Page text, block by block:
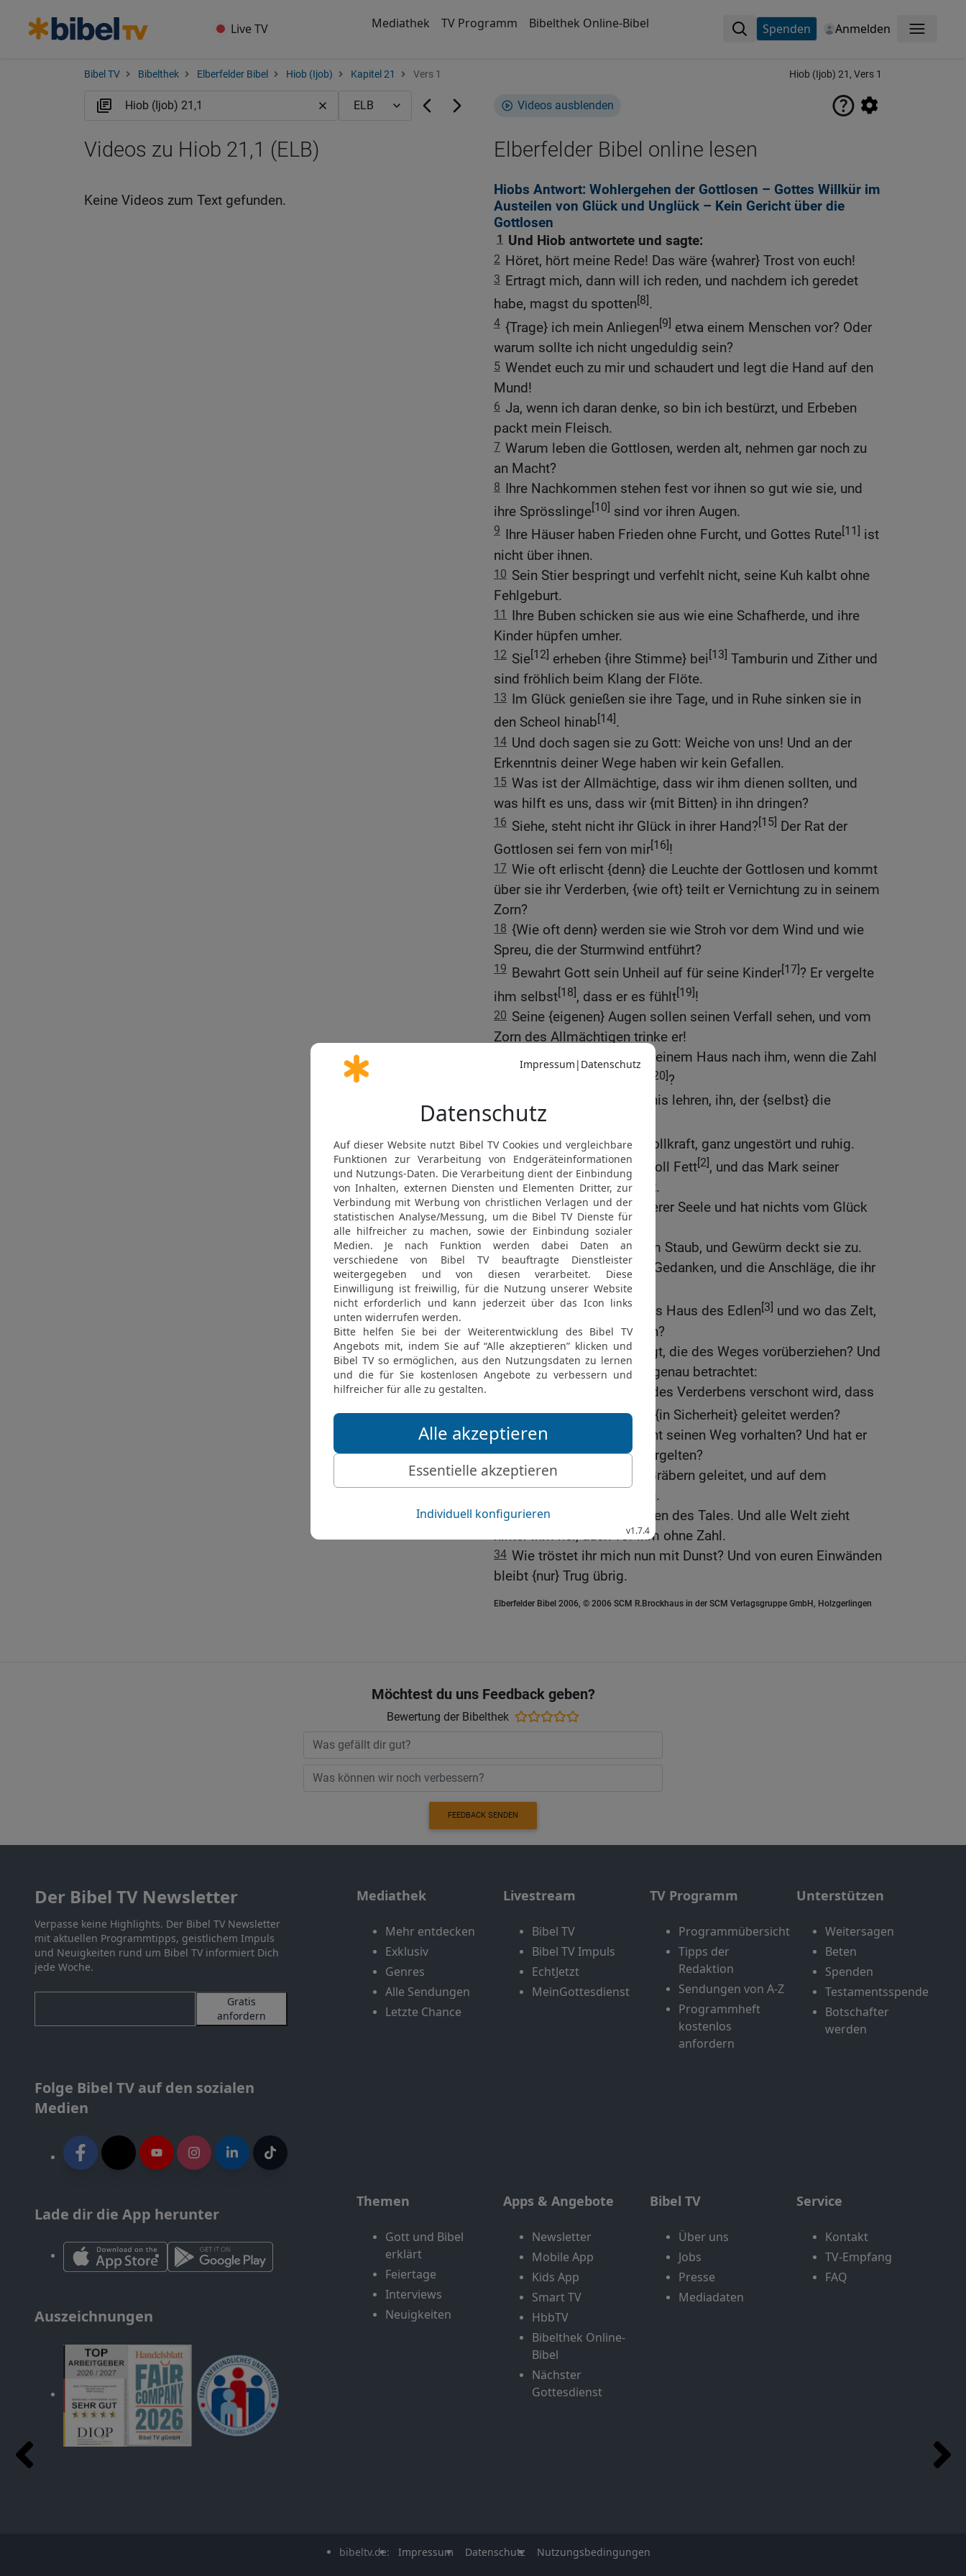
Live TV Mediathek TV Programm Bibelthek Online-Bibel Spenden Anmelden Menü
Bibel TV Bibelthek Elberfelder Bibel Hiob (Ijob) Kapitel 21 Vers 1 Hiob (Ijob) 21, Vers 1
Videos ausblenden
Elberfelder Bibel online lesen
Hiobs Antwort: Wohlergehen der Gottlosen – Gottes Willkür im
Austeilen von Glück und Unglück – Kein Gericht über die
Gottlosen
1 Und Hiob antwortete und sagte:
2 Höret, hört meine Rede! Das wäre {wahrer} Trost von euch!
3 Ertragt mich, dann will ich reden, und nachdem ich geredet
habe, magst du spotten[8].
4 {Trage} ich mein Anliegen[9] etwa einem Menschen vor? Oder
warum sollte ich nicht ungeduldig sein?
5 Wendet euch zu mir und schaudert und legt die Hand auf den
Mund!
6 Ja, wenn ich daran denke, so bin ich bestürzt, und Erbeben
packt mein Fleisch.
7 Warum leben die Gottlosen, werden alt, nehmen gar noch zu
an Macht?
8 Ihre Nachkommen stehen fest vor ihnen so gut wie sie, und
ihre Sprösslinge[10] sind vor ihren Augen.
9 Ihre Häuser haben Frieden ohne Furcht, und Gottes Rute[11] ist
nicht über ihnen.
10 Sein Stier bespringt und verfehlt nicht, seine Kuh kalbt ohne
Fehlgeburt.
11 Ihre Buben schicken sie aus wie eine Schafherde, und ihre
Kinder hüpfen umher.
12 Sie[12] erheben {ihre Stimme} bei [13] Tamburin und Zither und
sind fröhlich beim Klang der Flöte.
13 Im Glück genießen sie ihre Tage, und in Ruhe sinken sie in
den Scheol hinab[14].
14 Und doch sagen sie zu Gott: Weiche von uns! Und an der
Erkenntnis deiner Wege haben wir kein Gefallen.
15 Was ist der Allmächtige, dass wir ihm dienen sollten, und
was hilft es uns, dass wir {mit Bitten} in ihn dringen?
16 Siehe, steht nicht ihr Glück in ihrer Hand?[15] Der Rat der
Gottlosen sei fern von mir[16]!
17 Wie oft erlischt {denn} die Leuchte der Gottlosen und kommt
über sie ihr Verderben, {wie oft} teilt er Vernichtung zu in seinem
Zorn?
18 {Wie oft denn} werden sie wie Stroh vor dem Wind und wie
Spreu, die der Sturmwind entführt?
19 Bewahrt Gott sein Unheil auf für seine Kinder[17]? Er vergelte
ihm selbst[18], dass er es fühlt[19]!
20 Seine {eigenen} Augen sollen seinen Verfall sehen, und vom
Zorn des Allmächtigen trinke er!
Denn was liegt ihm an seinem Haus nach ihm, wenn die Zahl
[20]?
Kann man Gott Erkenntnis lehren, ihn, der {selbst} die
Erhabenen
23 Dieser stirbt in seiner Vollkraft, ganz ungestört und ruhig.
24 Seine Schenkel[1]sind voll Fett[2], und das Mark seiner
Gebeine ist {wohl} getränkt.
25 Und jener stirbt mit bitterer Seele und hat nichts vom Glück
genossen.
26 Zusammen liegen sie im Staub, und Gewürm deckt sie zu.
27 Siehe, ich erkenne eure Gedanken, und die Anschläge, die ihr
gegen mich ersinnt.
28 Denn ihr sagt: Wo ist das Haus des Edlen[3] und wo das Zelt,
die Wohnung der Gottlosen?
29 Habt ihr die nicht befragt, die des Weges vorüberziehen? Und
habt ihr ihre Zeichen nicht genau betrachtet:
dass der Böse am Tag des Verderbens verschont wird, dass
sie am Tag des Grimms
{in Sicherheit} geleitet werden?
31 Wer wird ihm ins Gesicht seinen Weg vorhalten? Und hat er
gehandelt, wer wird ihm vergelten?
32 Er aber, er wird zu den Gräbern geleitet, und auf dem
Grabhügel hält man Wache.
33 Süß sind ihm die Schollen des Tales. Und alle Welt zieht
hinter ihm her, auch vor ihm ohne Zahl.
34 Wie tröstet ihr mich nun mit Dunst? Und von euren Einwänden
bleibt {nur} Trug übrig.
Elberfelder Bibel 2006, © 2006 SCM R.Brockhaus in der SCM Verlagsgruppe GmbH, Holzgerlingen
Videos zu Hiob 21,1 (ELB)
Keine Videos zum Text gefunden.
Möchtest du uns Feedback geben?
Bewertung der Bibelthek
FEEDBACK SENDEN
Der Bibel TV Newsletter
Verpasse keine Highlights. Der Bibel TV Newsletter
mit aktuellen Programmtipps, geistlichem Impuls
und Neuigkeiten rund um Bibel TV informiert Dich
jede Woche.
Gratis
anfordern
Folge Bibel TV auf den sozialen
Medien
Lade dir die App herunter
Auszeichnungen
Mediathek
Mehr entdecken
Exklusiv
Genres
Alle Sendungen
Letzte Chance
Livestream
Bibel TV
Bibel TV Impuls
EchtJetzt
MeinGottesdienst
TV Programm
Programmübersicht
Tipps der
Redaktion
Sendungen von A-Z
Programmheft
kostenlos
anfordern
Unterstützen
Weitersagen
Beten
Spenden
Testamentsspende
Botschafter
werden
Themen
Gott und Bibel
erklärt
Feiertage
Interviews
Neuigkeiten
Apps & Angebote
Newsletter
Mobile App
Kids App
Smart TV
HbbTV
Bibelthek Online-
Bibel
Nächster
Gottesdienst
Bibel TV
Über uns
Jobs
Presse
Mediadaten
Service
Kontakt
TV-Empfang
FAQ
bibeltv.de: Impressum Datenschutz Nutzungsbedingungen